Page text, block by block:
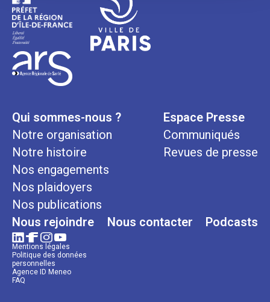
Qui sommes-nous ?
Notre organisation
Notre histoire
Nos engagements
Nos plaidoyers
Nos publications
Espace Presse
Communiqués
Revues de presse
Nous rejoindre Nous contacter Podcasts
Mentions légales
Politique des données
personnelles
Agence ID Meneo
FAQ